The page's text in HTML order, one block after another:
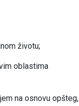
životu;
oblastima
na osnovu opšteg,